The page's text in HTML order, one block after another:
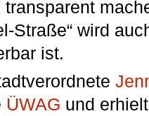
transparent
Straße“ wird
ist.
ÜWAG und